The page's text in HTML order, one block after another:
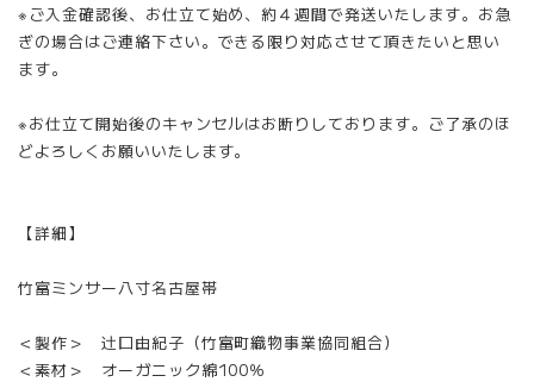
※ご入金確認後、お仕立て始め、約４週間で発送いたします。お急
ぎの場合はご連絡下さい。できる限り対応させて頂きたいと思い
ます。
※お仕立て開始後のキャンセルはお断りしております。ご了承のほ
どよろしくお願いいたします。
【詳細】
竹富ミンサー八寸名古屋帯
＜製作＞ 辻口由紀子（竹富町織物事業協同組合）
＜素材＞ オーガニック綿100％